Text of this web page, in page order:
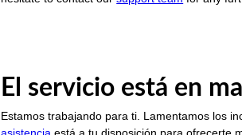
El servicio está en
Estamos trabajando para ti. Lamentamos los